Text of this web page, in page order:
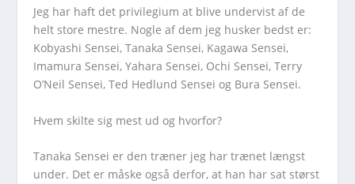
Jeg har haft det privilegium at blive undervist af de
helt store mestre. Nogle af dem jeg husker bedst er:
Kobyashi Sensei, Tanaka Sensei, Kagawa Sensei,
Imamura Sensei, Yahara Sensei, Ochi Sensei, Terry
O’Neil Sensei, Ted Hedlund Sensei og Bura Sensei.
Hvem skilte sig mest ud og hvorfor?
Tanaka Sensei er den træner jeg har trænet længst
under. Det er måske også derfor, at han har sat størst